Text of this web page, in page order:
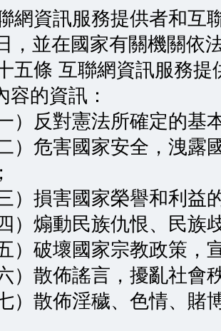
資訊服務提供者和互
，並在國家有關機關依
條 互聯網資訊服務提
容的資訊：
反對憲法所確定的基
危害國家安全，洩露
損害國家榮譽和利益
煽動民族仇恨、民族
破壞國家宗教政策，
散佈謠言，擾亂社會
散佈淫穢、色情、賭